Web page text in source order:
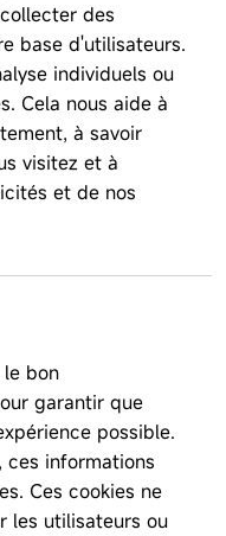
des
base d'utilisateurs.
individuels ou
Cela nous aide à
à savoir
visitez et à
et de nos
le bon
garantir que
possible.
ces informations
Ces cookies ne
les utilisateurs ou